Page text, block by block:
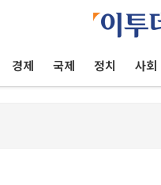
경제 국제 정치 사회